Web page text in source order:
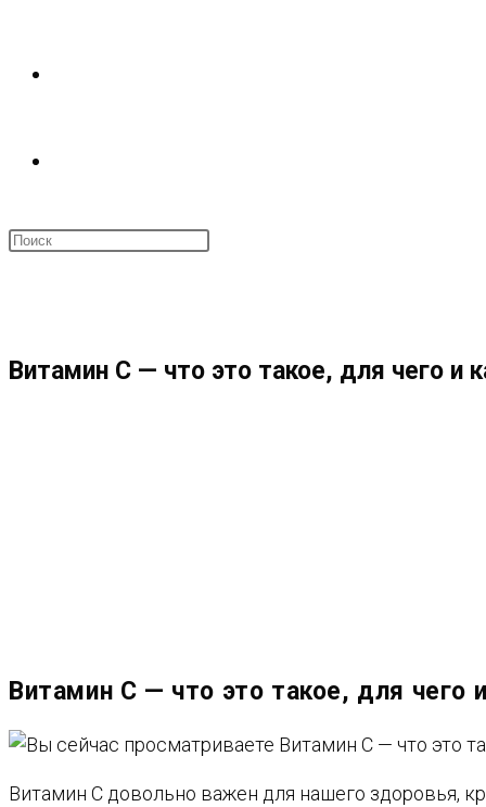
ПОИСК
Витамин С — что это такое, для чего и
Витамин С — что это такое, для чего
Витамин С довольно важен для нашего здоровья,